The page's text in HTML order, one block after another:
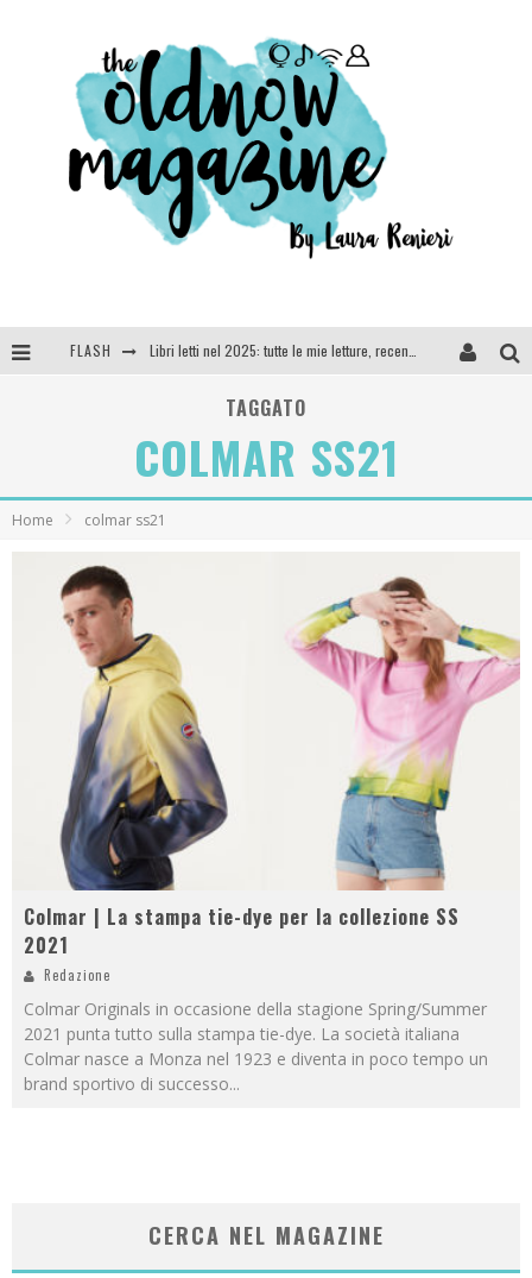
FLASH
SEE YOU AT 5 | Chanel
Anya Taylor-Joy, Jisoo e Willow Smith protagoniste della nuova campagna Dior Addict
TAGGATO
COLMAR SS21
Home colmar ss21
Colmar | La stampa tie-dye per la collezione SS
2021
Redazione
Colmar Originals in occasione della stagione Spring/Summer
2021 punta tutto sulla stampa tie-dye. La società italiana
Colmar nasce a Monza nel 1923 e diventa in poco tempo un
brand sportivo di successo...
CERCA NEL MAGAZINE